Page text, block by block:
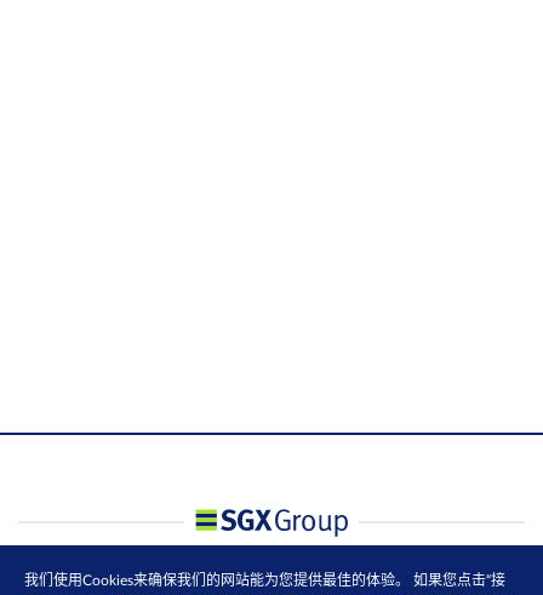
我们使用Cookies来确保我们的网站能为您提供最佳的体验。 如果您点击“接